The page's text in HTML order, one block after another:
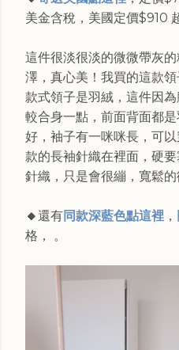
美金含稅，美國定價$910
這件很淡很淡的微微帶灰
澤，真心美！我買的這款
款式領子是羽絨，這件因
較合身一點，前面背面都
好，袖子有一咪咪長，可
款的長袖針織在裡面，硬
針織，只是會很繃，寬鬆的
🔸還有同款深藍色點這裡 ，
格， 。